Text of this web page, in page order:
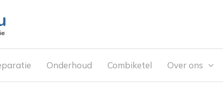
Onderhoud Combiketel Over ons